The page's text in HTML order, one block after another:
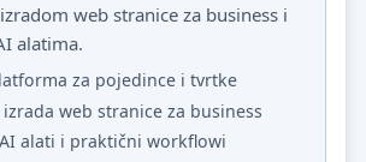
web stranice za business i
alatima.
za pojedince i tvrtke
web stranice za business
alati i praktični workflowi